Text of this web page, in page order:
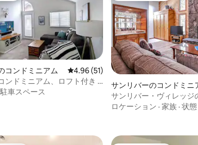
つ星の平均評価
コンドミニアム レビュー51件、5つ星中4.96つ星の平
4.96 (51)
ンドミニアム、ロフト付き -
ャグジー、季節限定プー
駐車スペース
サンリバーのコンドミニ
サンリバー・ヴィレッジ
の良い2ベッドルーム-プ
ロケーション · 家族 · 状態